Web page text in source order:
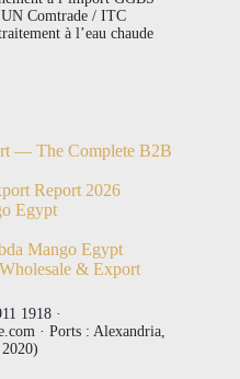
Comtrade / ITC
à l’eau chaude
— The Complete B2B
Report 2026
Egypt
Mango Egypt
& Export
1918 ·
· Ports : Alexandria,